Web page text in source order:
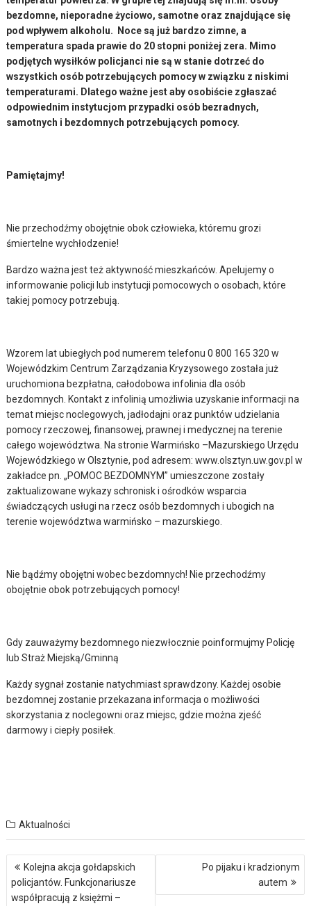
bezdomne, nieporadne życiowo, samotne oraz znajdujące się
pod wpływem alkoholu. Noce są już bardzo zimne, a
temperatura spada prawie do 20 stopni poniżej zera. Mimo
podjętych wysiłków policjanci nie są w stanie dotrzeć do
wszystkich osób potrzebujących pomocy w związku z niskimi
temperaturami. Dlatego ważne jest aby osobiście zgłaszać
odpowiednim instytucjom przypadki osób bezradnych,
samotnych i bezdomnych potrzebujących pomocy.
Pamiętajmy!
Nie przechodźmy obojętnie obok człowieka, któremu grozi
śmiertelne wychłodzenie!
Bardzo ważna jest też aktywność mieszkańców. Apelujemy o
informowanie policji lub instytucji pomocowych o osobach, które
takiej pomocy potrzebują.
Wzorem lat ubiegłych pod numerem telefonu 0 800 165 320 w
Wojewódzkim Centrum Zarządzania Kryzysowego została już
uruchomiona bezpłatna, całodobowa infolinia dla osób
bezdomnych. Kontakt z infolinią umożliwia uzyskanie informacji na
temat miejsc noclegowych, jadłodajni oraz punktów udzielania
pomocy rzeczowej, finansowej, prawnej i medycznej na terenie
całego województwa. Na stronie Warmińsko –Mazurskiego Urzędu
Wojewódzkiego w Olsztynie, pod adresem: www.olsztyn.uw.gov.pl w
zakładce pn. „POMOC BEZDOMNYM” umieszczone zostały
zaktualizowane wykazy schronisk i ośrodków wsparcia
świadczących usługi na rzecz osób bezdomnych i ubogich na
terenie województwa warmińsko – mazurskiego.
Nie bądźmy obojętni wobec bezdomnych! Nie przechodźmy
obojętnie obok potrzebujących pomocy!
Gdy zauważymy bezdomnego niezwłocznie poinformujmy Policję
lub Straż Miejską/Gminną
Każdy sygnał zostanie natychmiast sprawdzony. Każdej osobie
bezdomnej zostanie przekazana informacja o możliwości
skorzystania z noclegowni oraz miejsc, gdzie można zjeść
darmowy i ciepły posiłek.
Aktualności
Nawigacja
wpisu
Kolejna akcja gołdapskich
policjantów. Funkcjonariusze
współpracują z księżmi –
Po pijaku i kradzionym
autem